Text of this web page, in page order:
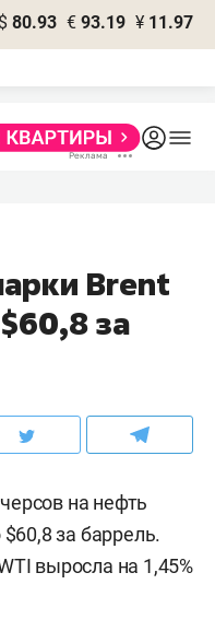
$ 80.93 € 93.19 ¥ 11.97
Brent
за
на нефть
за баррель.
выросла на 1,45%